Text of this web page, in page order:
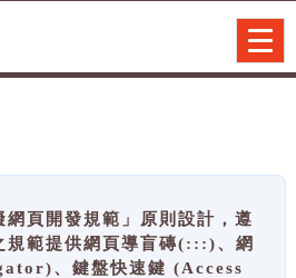
網頁開發規範」原則設計，遵
規範提供網頁導盲磚(:::)、網
、鍵盤快速鍵 (Access